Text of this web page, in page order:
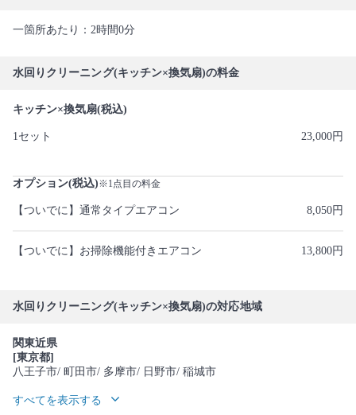
一箇所あたり：2時間0分
水回りクリーニング(キッチン×換気扇)の料金
キッチン×換気扇(税込)
1セット 23,000円
オプション(税込)※1点目の料金
【ついでに】通常タイプエアコン 8,050円
【ついでに】お掃除機能付きエアコン 13,800円
水回りクリーニング(キッチン×換気扇)の対応地域
関東近県
[東京都]
八王子市/ 町田市/ 多摩市/ 日野市/ 稲城市
すべてを表示する